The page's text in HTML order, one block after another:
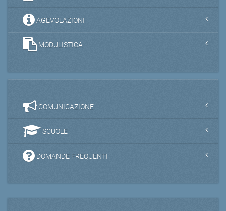
AGEVOLAZIONI
MODULISTICA
COMUNICAZIONE
SCUOLE
DOMANDE FREQUENTI